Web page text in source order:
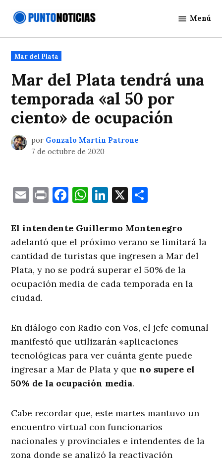
Noticias
Menú
Publicado
en
Mar del Plata
Mar del Plata tendrá una
temporada «al 50 por
ciento» de ocupación
por Gonzalo Martín Patrone
7 de octubre de 2020
EmailPrintFacebook
WhatsApp
LinkedIn
X
El intendente Guillermo Montenegro
adelantó que el próximo verano se limitará la
cantidad de turistas que ingresen a Mar del
Plata, y no se podrá superar el 50% de la
ocupación media de cada temporada en la
ciudad.
En diálogo con Radio con Vos, el jefe comunal
manifestó que utilizarán «aplicaciones
tecnológicas para ver cuánta gente puede
ingresar a Mar de Plata y queno supere el
50% de la ocupación media.
Cabe recordar que, este martes mantuvo un
encuentro virtual con funcionarios
nacionales y provinciales e intendentes de la
zona donde se analizó la reactivación